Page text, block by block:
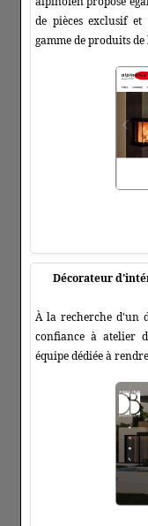
de pièces exclusif
gamme de produits
Décorateur
À la recherche d'un
confiance à atelier
équipe dédiée à